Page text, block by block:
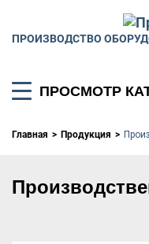
ПРОИЗВОДСТВО
ПРОСМОТР
Главная Продукция